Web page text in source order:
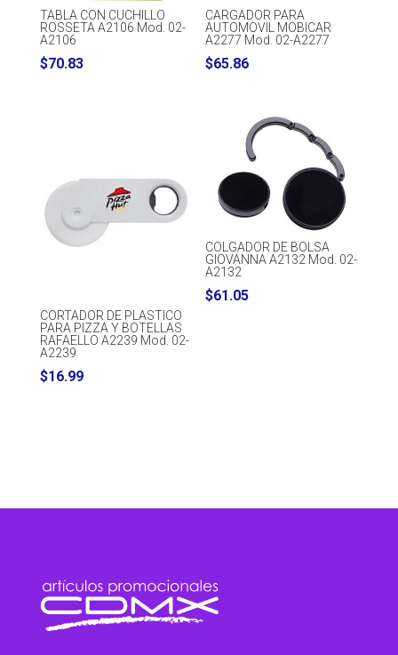
TABLA CON CUCHILLO
ROSSETA A2106 Mod. 02-
A2106
$70.83
CARGADOR PARA
AUTOMOVIL MOBICAR
A2277 Mod. 02-A2277
$65.86
CORTADOR DE PLASTICO
PARA PIZZA Y BOTELLAS
RAFAELLO A2239 Mod. 02-
A2239
$16.99
COLGADOR DE BOLSA
GIOVANNA A2132 Mod. 02-
A2132
$61.05